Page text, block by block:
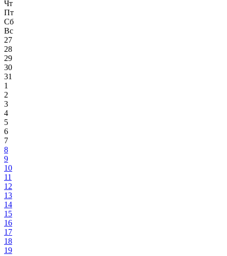
Чт
Пт
Сб
Вс
27
28
29
30
31
1
2
3
4
5
6
7
8
9
10
11
12
13
14
15
16
17
18
19